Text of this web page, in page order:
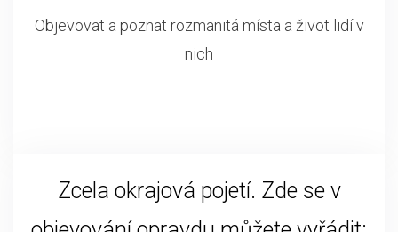
Objevovat a poznat rozmanitá místa a život lidí v
nich
Zcela okrajová pojetí. Zde se v